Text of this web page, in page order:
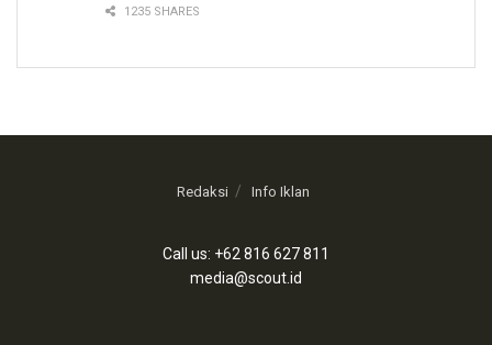
1235 SHARES
Redaksi Info Iklan
Call us: +62 816 627 811
media@scout.id